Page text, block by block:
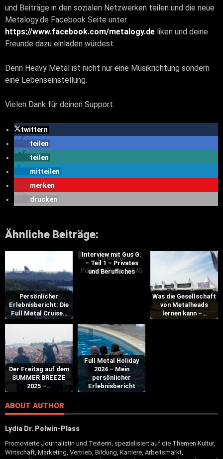
und Beiträge in den sozialen Netzwerken teilen und die neue
Metalogy.de Facebook Seite unter
https://www.facebook.com/metalogy.de liken und deine
Freunde dazu einladen würdest.
Denn Heavy Metal ist nicht nur eine Musikrichtung sondern
eine Lebenseinstellung.
Vielen Dank für deinen Support.
twittern
teilen
teilen
mitteilen
merken
drucken
Ähnliche Beiträge:
Persönlicher
Erlebnisbericht: Die
Full Metal Cruise…
Interview mit Gus G.
– Teil 1 – Privates
und Berufliches
Was die Gesellschaft
von Metalheads
lernen kann –…
Der Freitag auf dem
SUMMER BREEZE
2025 –…
Full Metal Holiday
2024 – Mein
persönlicher
Erlebnisbericht
ABOUT AUTHOR
Lydia Dr. Polwin-Plass
Promovierte Journalistin und Texterin, spezialisiert auf die Themen Kultur,
Wirtschaft, Marketing, Vertrieb, Bildung, Karriere, Arbeitsmarkt,